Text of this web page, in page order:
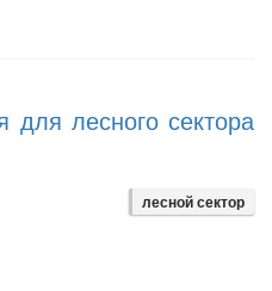
для лесного сектора
лесной сектор